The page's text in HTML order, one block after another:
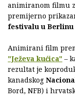
animiranom filmu
premijerno
festivalu u Berlinu
Animirani film
"Ježeva kućica" –
rezultat je
kanadskog
Bord, NFB) i